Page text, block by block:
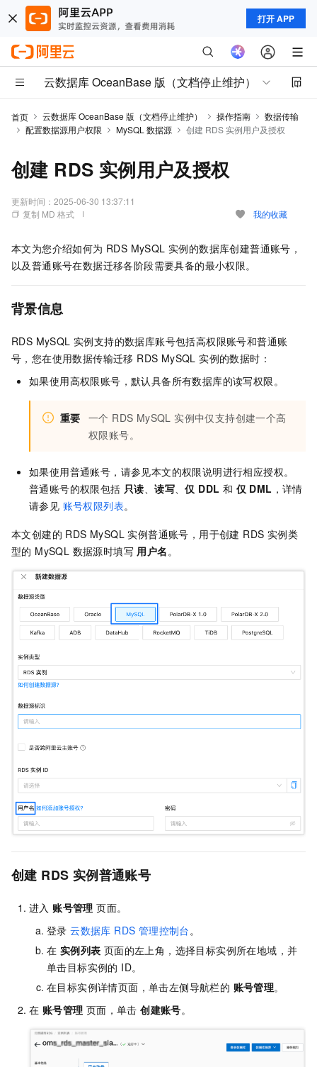
打开 APP
云数据库 OceanBase 版（文档停止维护）
首页 云数据库 OceanBase 版（文档停止维护） 操作指南
数据传输
配置数据源用户权限
MySQL 数据源 创建 RDS 实例用户及授权
创建 RDS 实例用户及授权
更新时间： 2025-06-30 13:37:11
复制 MD 格式
我的收藏
本文为您介绍如何为 RDS MySQL 实例的数据库创建普通账号，
以及普通账号在数据迁移各阶段需要具备的最小权限。
背景信息
RDS MySQL 实例支持的数据库账号包括高权限账号和普通账
号，您在使用数据传输迁移 RDS MySQL 实例的数据时：
如果使用高权限账号，默认具备所有数据库的读写权限。
重要 一个 RDS MySQL 实例中仅支持创建一个高
权限账号。
如果使用普通账号，请参见本文的权限说明进行相应授权。
普通账号的权限包括 只读、读写、仅 DDL 和 仅 DML ，详情
请参见 账号权限列表。
本文创建的 RDS MySQL 实例普通账号，用于创建 RDS 实例类
型的 MySQL 数据源时填写 用户名。
创建 RDS 实例普通账号
进入 账号管理 页面。
登录云数据库 RDS 管理控制台。
在 实例列表 页面的左上角，选择目标实例所在地域，并
单击目标实例的 ID。
在目标实例详情页面，单击左侧导航栏的 账号管理。
在 账号管理 页面，单击创建账号。